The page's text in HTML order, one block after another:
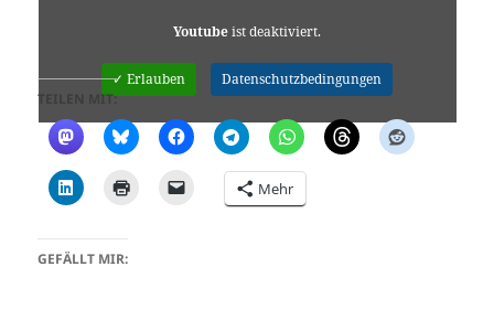
Youtubeist deaktiviert.
✓ Erlauben
Datenschutzbedingungen
TEILEN MIT:
Mehr
GEFÄLLT MIR: